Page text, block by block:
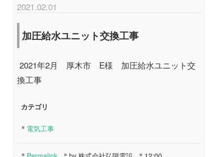
2021.02.01
加圧給水ユニット交換工事
2021年2月 厚木市 E様 加圧給水ユニット交
換工事
カテゴリ
電気工事